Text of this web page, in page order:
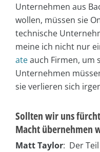
Unternehmen aus
wollen, müssen sie
technische
meine ich nicht nur
ateauch Firmen, um
Unternehmen
sie verlieren sich
Sollten wir uns
Macht übernehmen
Matt Taylor: Der